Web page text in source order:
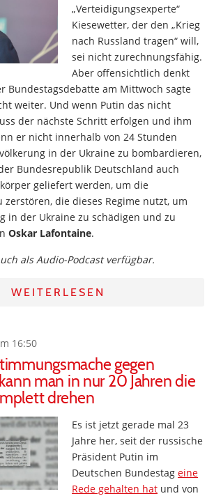
„Verteidigungsexperte“
Kiesewetter, der den „Krieg
nach Russland tragen“ will,
sei nicht zurechnungsfähig.
Aber offensichtlich denkt
Bundestagsdebatte am Mittwoch sagte
weiter. Und wenn Putin das nicht
der nächste Schritt erfolgen und ihm
er nicht innerhalb von 24 Stunden
in der Ukraine zu bombardieren,
Bundesrepublik Deutschland auch
geliefert werden, um die
zerstören, die dieses Regime nutzt, um
in der Ukraine zu schädigen und zu
Oskar Lafontaine.
als Audio-Podcast verfügbar.
WEITERLESEN
16:50
gegen
man in nur 20 Jahren die
drehen
Es ist jetzt gerade mal 23
Jahre her, seit der russische
Präsident Putin im
Deutschen Bundestag eine
Rede gehalten hat und von